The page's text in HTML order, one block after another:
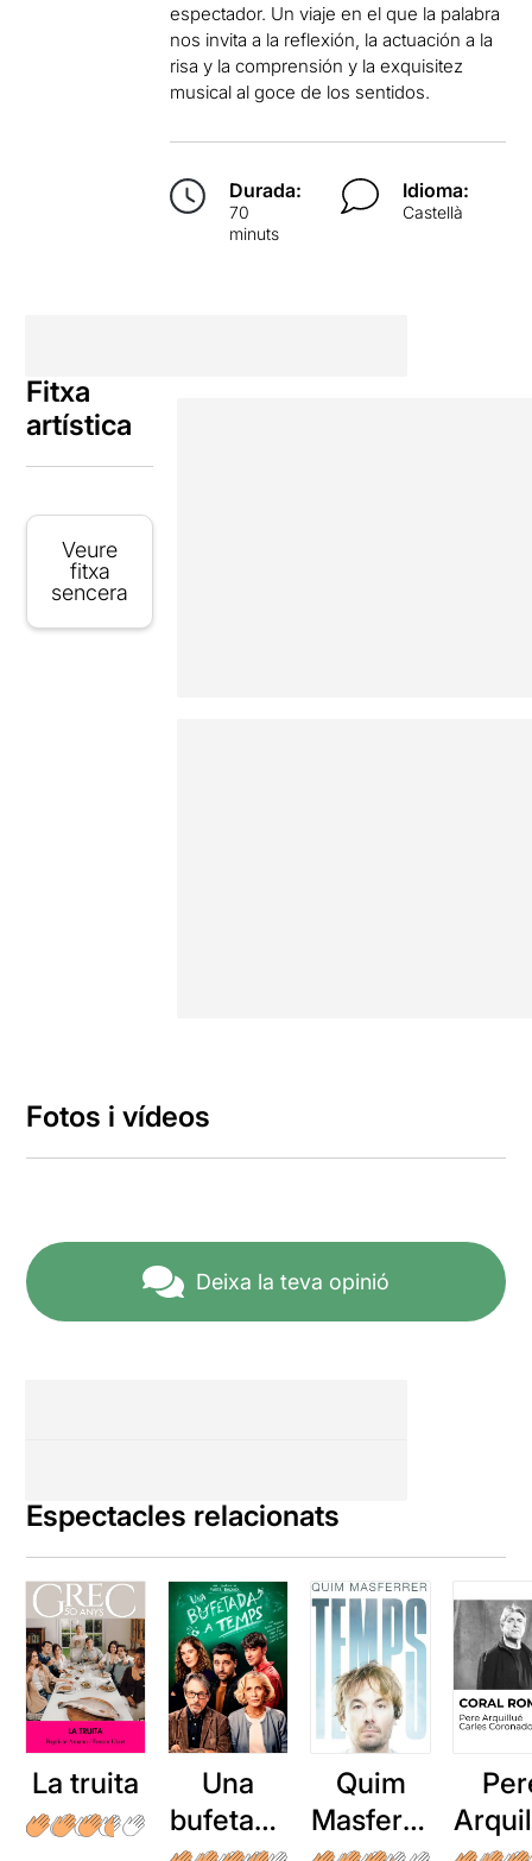
espectador. Un viaje en el que la palabra
nos invita a la reflexión, la actuación a la
risa y la comprensión y la exquisitez
musical al goce de los sentidos.
Durada:
70
minuts
Idioma:
Castellà
Fitxa
artística
Veure
fitxa
sencera
Fotos i vídeos
Deixa la teva opinió
Espectacles relacionats
La truita
Una
bufetada
Quim
Masferre